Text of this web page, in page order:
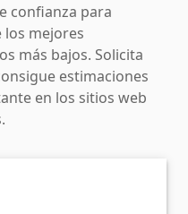
confianza para
mejores
más bajos. Solicita
estimaciones
en los sitios web